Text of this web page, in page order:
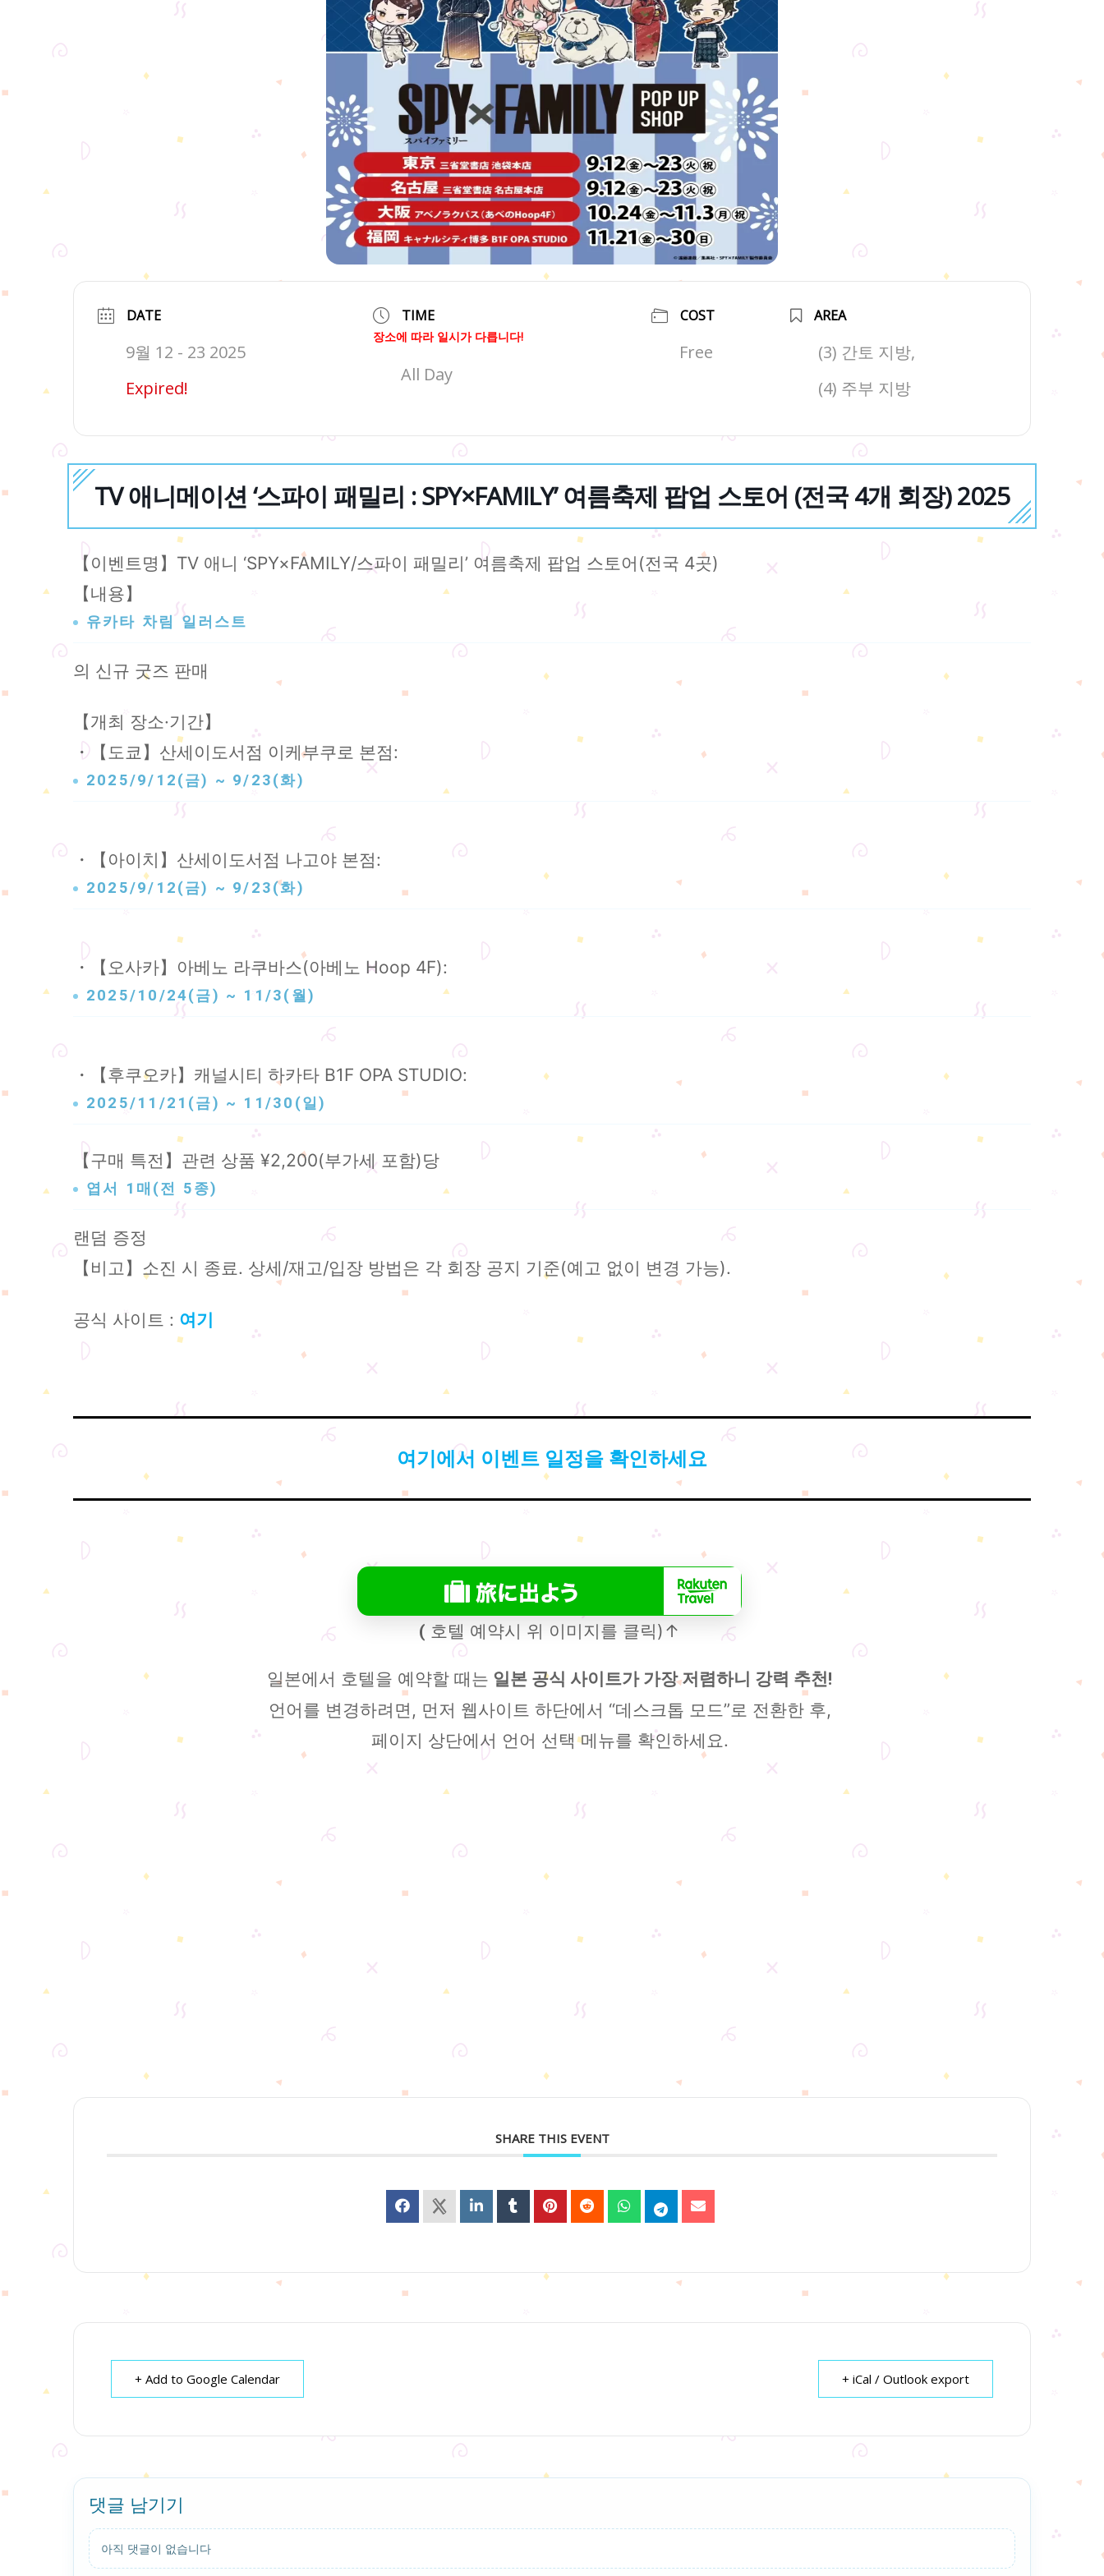
DATE
9월 12 - 23 2025
Expired!
TIME
장소에 따라 일시가 다릅니다!
All Day
COST
Free
AREA
(3) 간토 지방,
(4) 주부 지방
TV 애니메이션 ‘스파이 패밀리 : SPY×FAMILY’ 여름축제 팝업 스토어 (전국 4개 회장) 2025
【이벤트명】TV 애니 ‘SPY×FAMILY/스파이 패밀리’ 여름축제 팝업 스토어(전국 4곳)
【내용】
유카타 차림 일러스트
의 신규 굿즈 판매
【개최 장소·기간】
・【도쿄】산세이도서점 이케부쿠로 본점:
2025/9/12(금) ~ 9/23(화)
・【아이치】산세이도서점 나고야 본점:
2025/9/12(금) ~ 9/23(화)
・【오사카】아베노 라쿠바스(아베노 Hoop 4F):
2025/10/24(금) ~ 11/3(월)
・【후쿠오카】캐널시티 하카타 B1F OPA STUDIO:
2025/11/21(금) ~ 11/30(일)
【구매 특전】관련 상품 ¥2,200(부가세 포함)당
엽서 1매(전 5종)
랜덤 증정
【비고】소진 시 종료. 상세/재고/입장 방법은 각 회장 공지 기준(예고 없이 변경 가능).
공식 사이트 : 여기
여기에서 이벤트 일정을 확인하세요
( 호텔 예약시 위 이미지를 클릭)↑
일본에서 호텔을 예약할 때는 일본 공식 사이트가 가장 저렴하니 강력 추천!
언어를 변경하려면, 먼저 웹사이트 하단에서 “데스크톱 모드”로 전환한 후,
페이지 상단에서 언어 선택 메뉴를 확인하세요.
SHARE THIS EVENT
+ Add to Google Calendar + iCal / Outlook export
댓글 남기기
아직 댓글이 없습니다